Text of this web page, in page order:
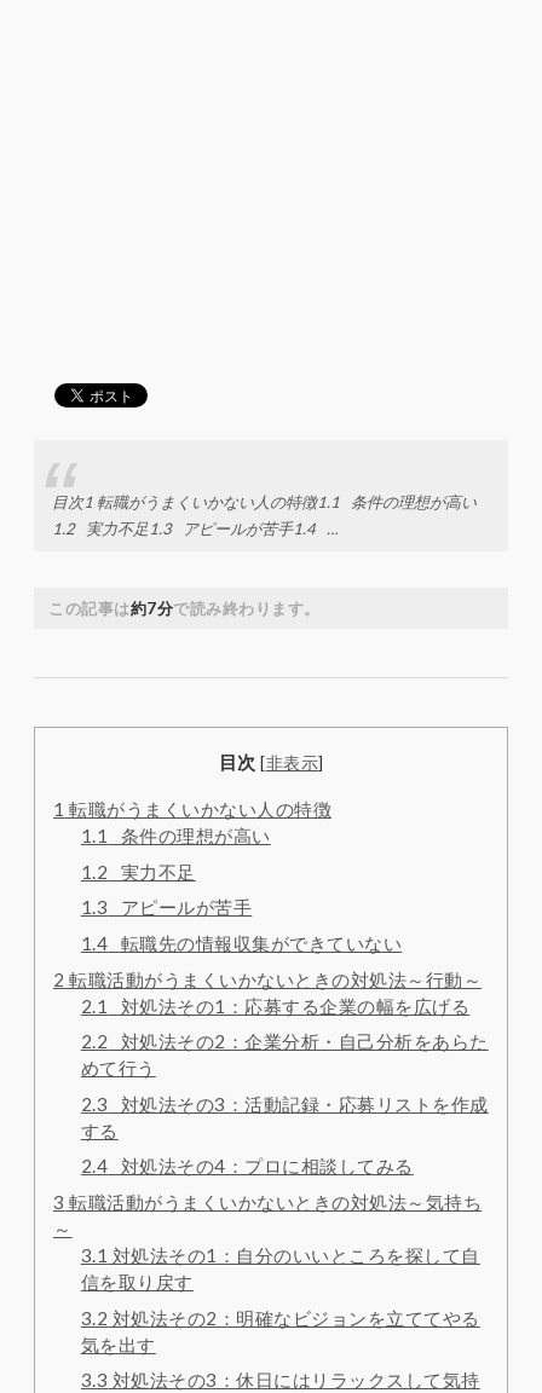
目次1 転職がうまくいかない人の特徴1.1 条件の理想が高い
1.2 実力不足1.3 アピールが苦手1.4 …
この記事は約7分で読み終わります。
目次 [非表示]
1 転職がうまくいかない人の特徴
1.1
条件の理想が高い
1.2 実力不足
1.3 アピールが苦手
1.4 転職先の情報収集ができていない
2 転職活動がうまくいかないときの対処法～行動～
2.1
対処法その1：応募する企業の幅を広げる
2.2 対処法その2：企業分析・自己分析をあらた
めて行う
2.3 対処法その3：活動記録・応募リストを作成
する
2.4 対処法その4：プロに相談してみる
3 転職活動がうまくいかないときの対処法～気持ち
～
3.1 対処法その1：自分のいいところを探して自
信を取り戻す
3.2 対処法その2：明確なビジョンを立ててやる
気を出す
3.3 対処法その3：休日にはリラックスして気持